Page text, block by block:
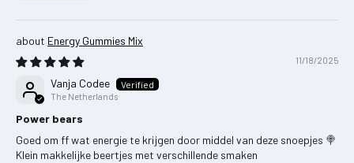
Energy Gummies Mix
11/18/2025
Vanja Codee
The Netherlands
Power bears
Goed om ff wat energie te krijgen door middel van deze snoepjes 🍭
Klein makkelijke beertjes met verschillende smaken